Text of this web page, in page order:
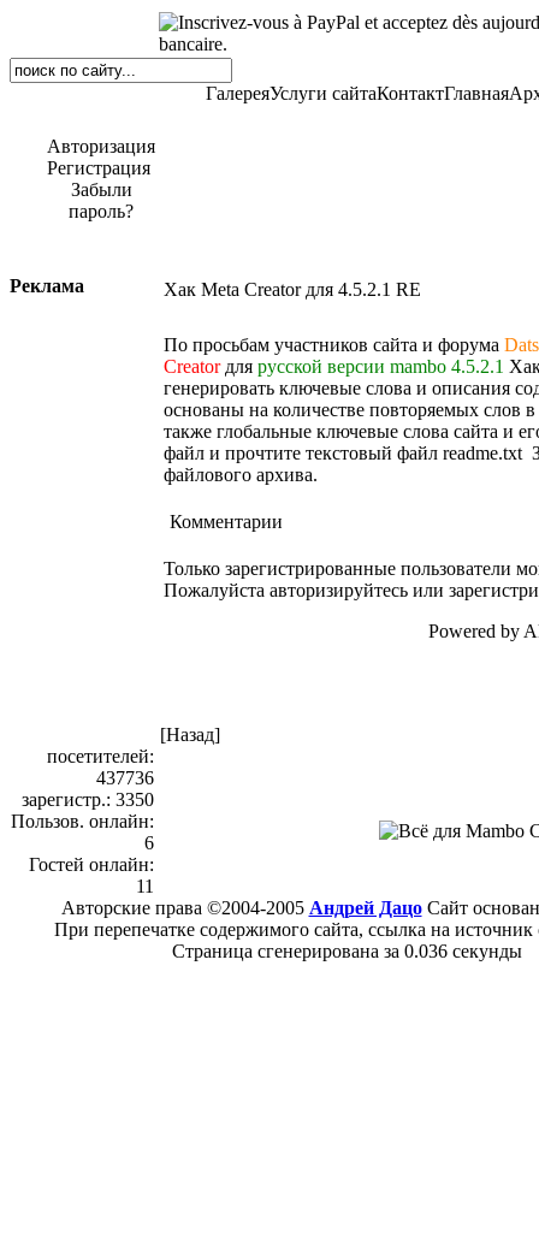
Авторизация
Регистрация
Забыли
пароль?
Главная
Контакт
Услуги сайта
Галерея
Реклама Хак Meta Creator для 4.5.2.1 RE
По просьбам участников сайта и форума
Creatorдля русской версии mambo 4.5.2.1
генерировать ключевые слова и описания
основаны на количестве повторяемых слов
также глобальные ключевые слова сайта и
файл и прочтите текстовый файл readme.txt
файлового архива.
Комментарии
Только зарегистрированные пользователи
Пожалуйста авторизируйтесь или
Powered by
[Назад]
посетителей:
437736
зарегистр.: 3350
Пользов. онлайн:
6
Гостей онлайн:
11
Авторские права ©2004-2005 Андрей ДацоСайт
При перепечатке содержимого сайта, ссылка на источник
Страница сгенерирована за 0.036 секунды